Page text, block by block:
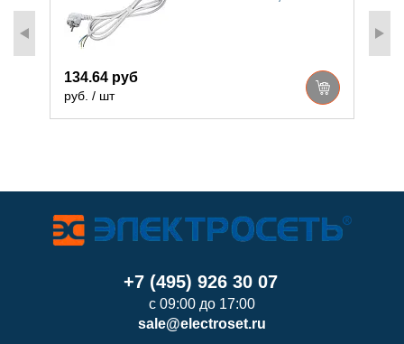
134.64 руб
руб. / шт
+7 (495) 926 30 07
с 09:00 до 17:00
sale@electroset.ru